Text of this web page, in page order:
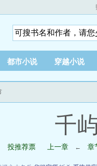
都市小说 穿越小说
千
投推荐票 上一章 ← 章